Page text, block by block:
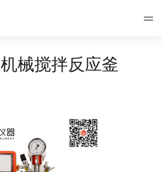
械搅拌反应釜